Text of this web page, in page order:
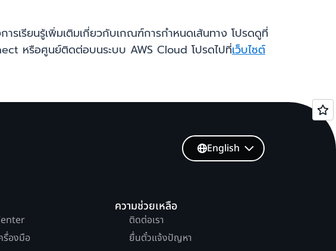
เรียนรู้เพิ่มเติมเกี่ยวกับเกณฑ์การกำหนดเส้นทาง โปรดดูที่
หรือศูนย์ติดต่อบนระบบ AWS Cloud โปรดไปที่เว็บไซต์
รื่องมือ
ความช่วยเหลือ
ติดต่อเรา
ยื่นตั๋วแจ้งปัญหา
English